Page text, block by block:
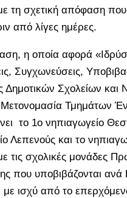
τη σχετική απόφαση που
από λίγες ημέρες.
η οποία αφορά
Συγχωνεύσεις,
Δημοτικών Σχολείων και
Τμημάτων
το 1ο νηπιαγωγείο
Λεπενούς και το
τις σχολικές μονάδες
που υποβιβάζονται ανά
με ισχύ από το